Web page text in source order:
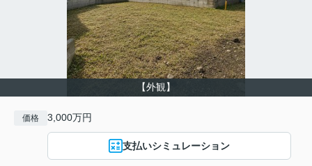
【外観】
価格 3,000万円
支払いシミュレーション